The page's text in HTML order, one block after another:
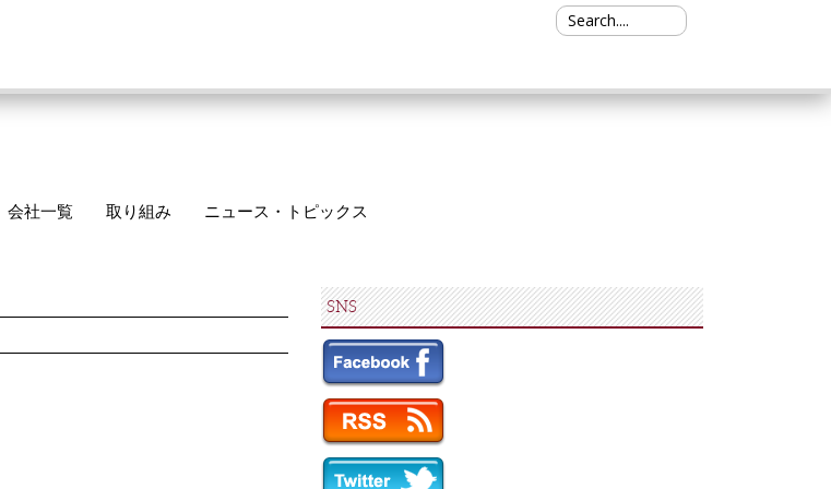
Search for:
会社一覧 取り組み ニュース・トピックス
SNS